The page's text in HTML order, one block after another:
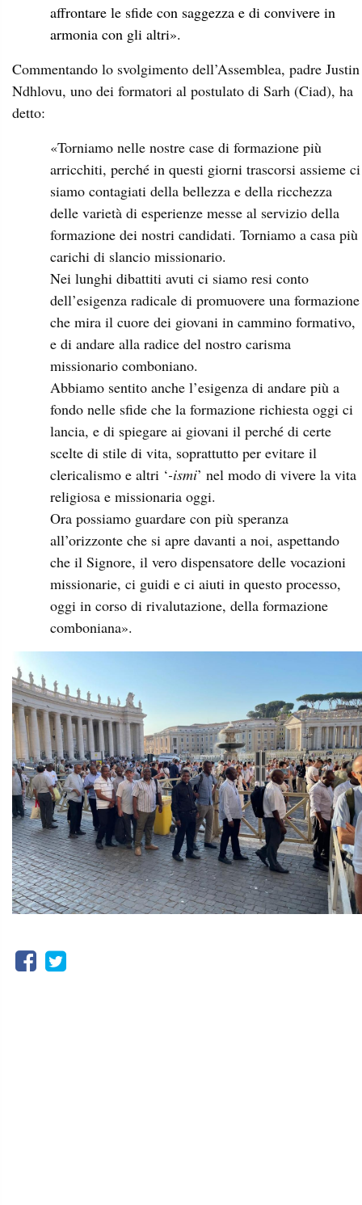
affrontare le sfide con saggezza e di convivere in
armonia con gli altri».
Commentando lo svolgimento dell’Assemblea, padre Justin
Ndhlovu, uno dei formatori al postulato di Sarh (Ciad), ha
detto:
«Torniamo nelle nostre case di formazione più
arricchiti, perché in questi giorni trascorsi assieme ci
siamo contagiati della bellezza e della ricchezza
delle varietà di esperienze messe al servizio della
formazione dei nostri candidati. Torniamo a casa più
carichi di slancio missionario.
Nei lunghi dibattiti avuti ci siamo resi conto
dell’esigenza radicale di promuovere una formazione
che mira il cuore dei giovani in cammino formativo,
e di andare alla radice del nostro carisma
missionario comboniano.
Abbiamo sentito anche l’esigenza di andare più a
fondo nelle sfide che la formazione richiesta oggi ci
lancia, e di spiegare ai giovani il perché di certe
scelte di stile di vita, soprattutto per evitare il
clericalismo e altri ‘-ismi’ nel modo di vivere la vita
religiosa e missionaria oggi.
Ora possiamo guardare con più speranza
all’orizzonte che si apre davanti a noi, aspettando
che il Signore, il vero dispensatore delle vocazioni
missionarie, ci guidi e ci aiuti in questo processo,
oggi in corso di rivalutazione, della formazione
comboniana».